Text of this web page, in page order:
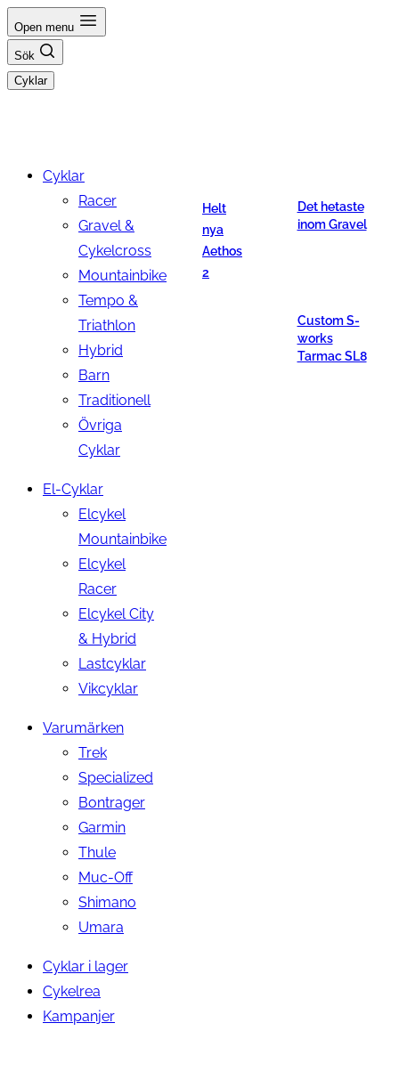
Hoppa
till
innehåll
Open menu
Sök
Cyklar
Cyklar
Racer
Gravel &
Cykelcross
Mountainbike
Tempo &
Triathlon
Hybrid
Barn
Traditionell
Övriga
Cyklar
El-Cyklar
Elcykel
Mountainbike
Elcykel
Racer
Elcykel City
& Hybrid
Lastcyklar
Vikcyklar
Varumärken
Trek
Specialized
Bontrager
Garmin
Thule
Muc-Off
Shimano
Umara
Cyklar i lager
Cykelrea
Kampanjer
Helt
nya
Aethos
2
Det hetaste
inom Gravel
Custom S-
works
Tarmac SL8